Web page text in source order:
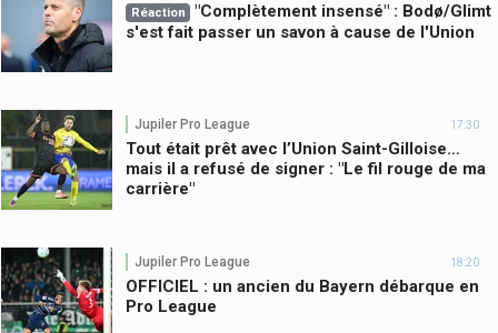
Réaction
"Complètement insensé" : Bodø/Glimt
s'est fait passer un savon à cause de l'Union
Jupiler Pro League 17:30
Tout était prêt avec l’Union Saint-Gilloise…
mais il a refusé de signer : "Le fil rouge de ma
carrière"
Jupiler Pro League 18:20
OFFICIEL : un ancien du Bayern débarque en
Pro League